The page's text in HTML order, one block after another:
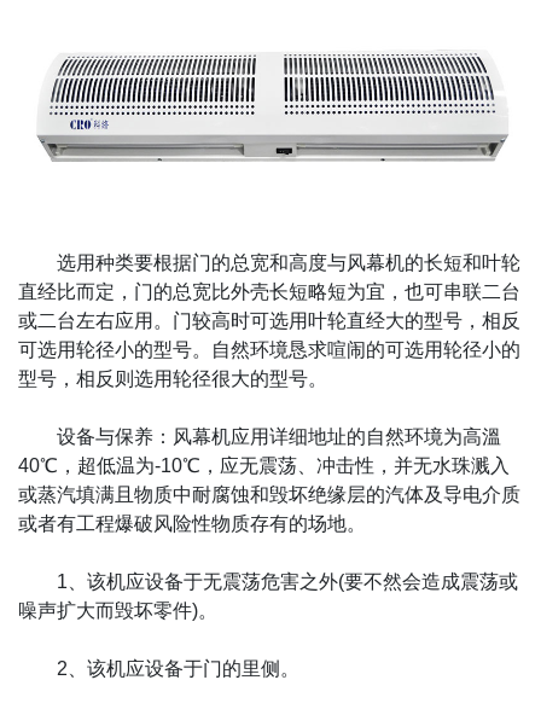
选用种类要根据门的总宽和高度与风幕机的长短和叶轮
直经比而定，门的总宽比外壳长短略短为宜，也可串联二台
或二台左右应用。门较高时可选用叶轮直经大的型号，相反
可选用轮径小的型号。自然环境恳求喧闹的可选用轮径小的
型号，相反则选用轮径很大的型号。
设备与保养：风幕机应用详细地址的自然环境为高溫
40℃，超低温为-10℃，应无震荡、冲击性，并无水珠溅入
或蒸汽填满且物质中耐腐蚀和毁坏绝缘层的汽体及导电介质
或者有工程爆破风险性物质存有的场地。
1、该机应设备于无震荡危害之外(要不然会造成震荡或
噪声扩大而毁坏零件)。
2、该机应设备于门的里侧。